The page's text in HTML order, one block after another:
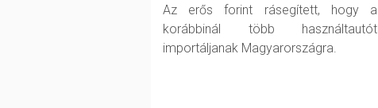
Az erős forint rásegített, hogy a
korábbinál több használtautót
importáljanak Magyarországra.